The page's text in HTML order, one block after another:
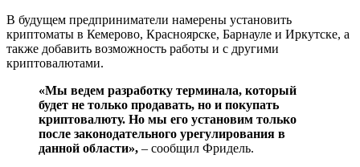
В будущем предприниматели намерены установить
криптоматы в Кемерово, Красноярске, Барнауле и Иркутске, а
также добавить возможность работы и с другими
криптовалютами.
«Мы ведем разработку терминала, который
будет не только продавать, но и покупать
криптовалюту. Но мы его установим только
после законодательного урегулирования в
данной области», – сообщил Фридель.